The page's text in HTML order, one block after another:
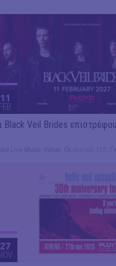
11
FEB
Black Veil Brides
27